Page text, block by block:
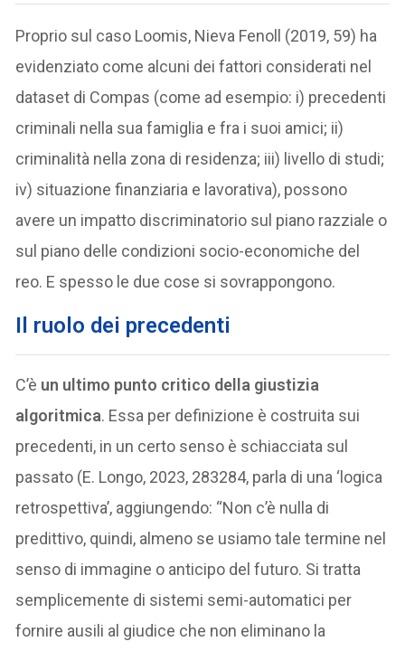
Proprio sul caso Loomis, Nieva Fenoll (2019, 59) ha
evidenziato come alcuni dei fattori considerati nel
dataset di Compas (come ad esempio: i) precedenti
criminali nella sua famiglia e fra i suoi amici; ii)
criminalità nella zona di residenza; iii) livello di studi;
iv) situazione finanziaria e lavorativa), possono
avere un impatto discriminatorio sul piano razziale o
sul piano delle condizioni socio-economiche del
reo. E spesso le due cose si sovrappongono.
Il ruolo dei precedenti
C’è un ultimo punto critico della giustizia
algoritmica. Essa per definizione è costruita sui
precedenti, in un certo senso è schiacciata sul
passato (E. Longo, 2023, 283284, parla di una ‘logica
retrospettiva’, aggiungendo: “Non c’è nulla di
predittivo, quindi, almeno se usiamo tale termine nel
senso di immagine o anticipo del futuro. Si tratta
semplicemente di sistemi semi-automatici per
fornire ausili al giudice che non eliminano la